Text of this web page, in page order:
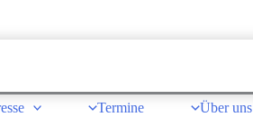
Termine Über uns